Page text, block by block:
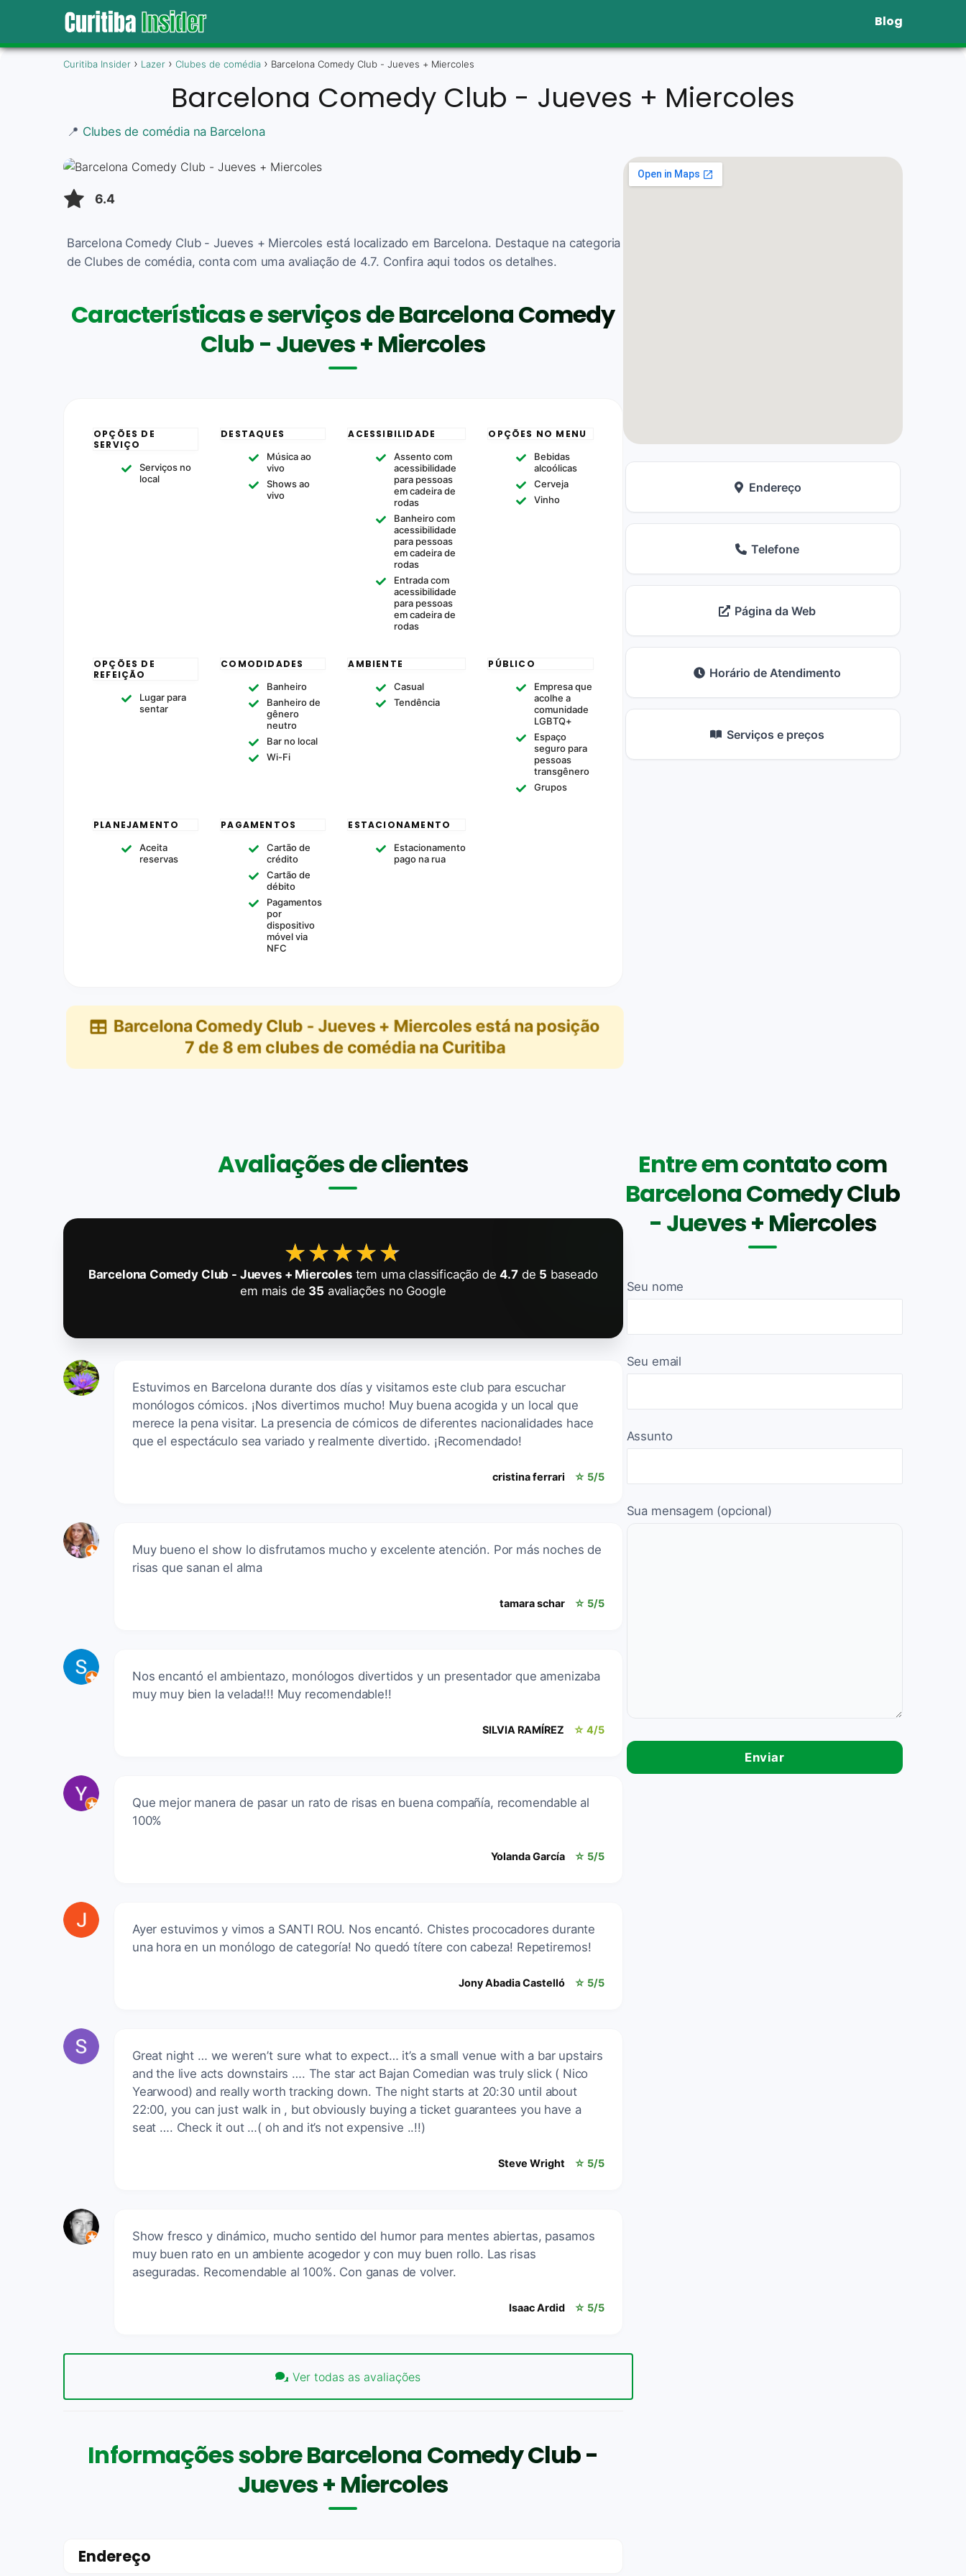
Blog
Curitiba Insider Lazer Clubes de comédia Barcelona Comedy Club - Jueves + Miercoles
Barcelona Comedy Club - Jueves + Miercoles
📍 Clubes de comédia na Barcelona
6.4
Barcelona Comedy Club - Jueves + Miercoles está localizado em Barcelona. Destaque na categoria
de Clubes de comédia, conta com uma avaliação de 4.7. Confira aqui todos os detalhes.
Características e serviços de Barcelona Comedy
Club - Jueves + Miercoles
OPÇÕES DE
SERVIÇO
Serviços no
local
DESTAQUES
Música ao
vivo
Shows ao
vivo
ACESSIBILIDADE
Assento com
acessibilidade
para pessoas
em cadeira de
rodas
Banheiro com
acessibilidade
para pessoas
em cadeira de
rodas
Entrada com
acessibilidade
para pessoas
em cadeira de
rodas
OPÇÕES NO MENU
Bebidas
alcoólicas
Cerveja
Vinho
OPÇÕES DE
REFEIÇÃO
Lugar para
sentar
COMODIDADES
Banheiro
Banheiro de
gênero
neutro
Bar no local
Wi-Fi
AMBIENTE
Casual
Tendência
PÚBLICO
Empresa que
acolhe a
comunidade
LGBTQ+
Espaço
seguro para
pessoas
transgênero
Grupos
PLANEJAMENTO
Aceita
reservas
PAGAMENTOS
Cartão de
crédito
Cartão de
débito
Pagamentos
por
dispositivo
móvel via
NFC
ESTACIONAMENTO
Estacionamento
pago na rua
Barcelona Comedy Club - Jueves + Miercoles está na posição
7 de 8 em clubes de comédia na Curitiba
Endereço
Telefone
Página da Web
Horário de Atendimento
Serviços e preços
Avaliações de clientes
★★★★★
★★★★★
Barcelona Comedy Club - Jueves + Miercolestem uma classificação de4.7de 5 baseado
em mais de 35 avaliações no Google
Estuvimos en Barcelona durante dos días y visitamos este club para escuchar
monólogos cómicos. ¡Nos divertimos mucho! Muy buena acogida y un local que
merece la pena visitar. La presencia de cómicos de diferentes nacionalidades hace
que el espectáculo sea variado y realmente divertido. ¡Recomendado!
cristina ferrari ☆ 5/5
Muy bueno el show lo disfrutamos mucho y excelente atención. Por más noches de
risas que sanan el alma
tamara schar ☆ 5/5
Nos encantó el ambientazo, monólogos divertidos y un presentador que amenizaba
muy muy bien la velada!!! Muy recomendable!!
SILVIA RAMÍREZ ☆ 4/5
Que mejor manera de pasar un rato de risas en buena compañía, recomendable al
100%
Yolanda García ☆ 5/5
Ayer estuvimos y vimos a SANTI ROU. Nos encantó. Chistes prococadores durante
una hora en un monólogo de categoría! No quedó títere con cabeza! Repetiremos!
Jony Abadia Castelló ☆ 5/5
Great night … we weren’t sure what to expect… it’s a small venue with a bar upstairs
and the live acts downstairs …. The star act Bajan Comedian was truly slick ( Nico
Yearwood) and really worth tracking down. The night starts at 20:30 until about
22:00, you can just walk in , but obviously buying a ticket guarantees you have a
seat …. Check it out …( oh and it’s not expensive ..!!)
Steve Wright ☆ 5/5
Show fresco y dinámico, mucho sentido del humor para mentes abiertas, pasamos
muy buen rato en un ambiente acogedor y con muy buen rollo. Las risas
aseguradas. Recomendable al 100%. Con ganas de volver.
Isaac Ardid ☆ 5/5
Ver todas as avaliações
Informações sobre Barcelona Comedy Club -
Jueves + Miercoles
Endereço
Entre em contato com
Barcelona Comedy Club
- Jueves + Miercoles
Seu nome
Seu email
Assunto
Sua mensagem (opcional)